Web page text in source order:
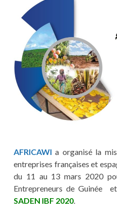
AFRICAWI a organisé la
entreprises françaises et
du 11 au 13 mars 2020
Entrepreneurs de Guinée
SADEN IBF 2020.